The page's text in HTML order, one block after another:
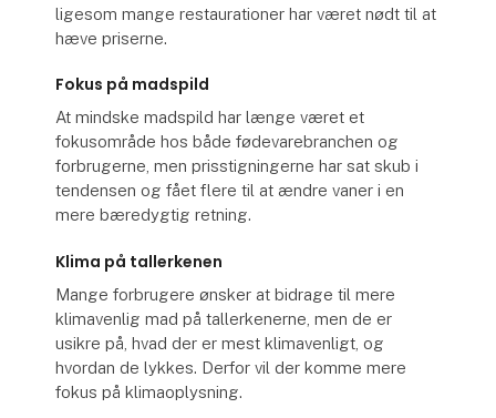
ligesom mange restaurationer har været nødt til at
hæve priserne.
Fokus på madspild
At mindske madspild har længe været et
fokusområde hos både fødevarebranchen og
forbrugerne, men prisstigningerne har sat skub i
tendensen og fået flere til at ændre vaner i en
mere bæredygtig retning.
Klima på tallerkenen
Mange forbrugere ønsker at bidrage til mere
klimavenlig mad på tallerkenerne, men de er
usikre på, hvad der er mest klimavenligt, og
hvordan de lykkes. Derfor vil der komme mere
fokus på klimaoplysning.